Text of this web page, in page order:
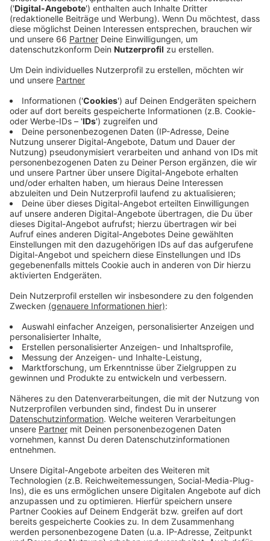
Anzeige
Nächte Woche Mittwoch startet das asphalt Festival
mit Theater, Tanz, Konzerten und Lesungen an vier
verschiedenen Spielorten und im öffentlichen Raum –
das Festival läuft bis zu 18. Juli. Im September startet
außerdem das Schauspielhaus wieder auf der großen
Bühne mit verschiedenen Stücken. Dort kann dann die
Hälfte der Plätze besetzt werden. Vorher gibt es im
August noch Stücke auf dem Gustaf-Gründgens-Platz
zu sehen. Und im Dezember zeigt dann der
Kunstpalast die Ausstellung „Electro. Von Kraftwerk
bis Techno“ - die über 100-jährige Geschichte der
elektronischen Musik und ihrer Verbindungen zur Kunst.
Natürlich auch mit dem Gesamtwerk des Düsseldorfer
Multimedia-Projekts Kraftwerk als Höhepunkt.
Anzeige
Weitere Infos und Links zum Thema:
Anzeige
Das Düsseldorfer asphalt Festival
D'haus - das Düsseldorfer Schauspielhaus, Junges
Schauspiel und Bürgerbühne
Anzeige